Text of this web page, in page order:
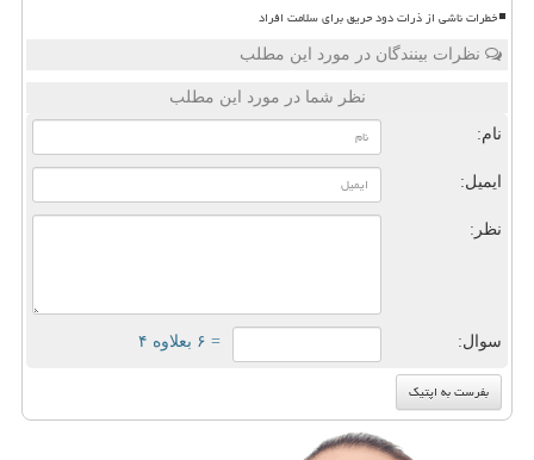
خطرات ناشی از ذرات دود حریق برای سلامت افراد
نظرات بینندگان در مورد این مطلب
نظر شما در مورد این مطلب
نام:
ایمیل:
نظر:
سوال: = ۶ بعلاوه ۴